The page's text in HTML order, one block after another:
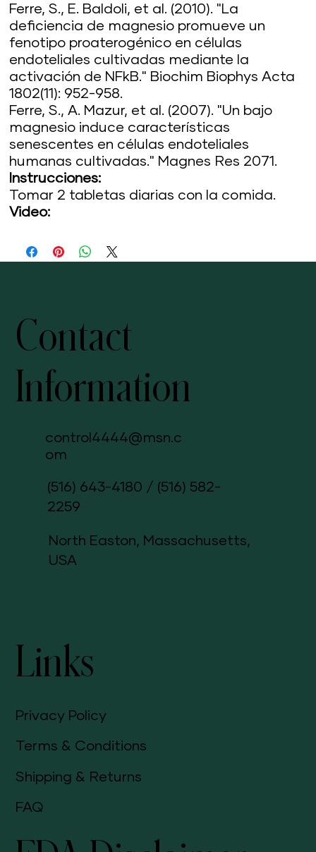
Ferre, S., E. Baldoli, et al. (2010). "La
deficiencia de magnesio promueve un
fenotipo proaterogénico en células
endoteliales cultivadas mediante la
activación de NFkB." Biochim Biophys Acta
1802(11): 952-958.
Ferre, S., A. Mazur, et al. (2007). "Un bajo
magnesio induce características
senescentes en células endoteliales
humanas cultivadas." Magnes Res 2071.
Instrucciones:
Tomar 2 tabletas diarias con la comida.
Video:
Contact
Information
control4444@msn.c
om
(516) 643-4180 / (516) 582-
2259
North Easton, Massachusetts,
USA
Links
Privacy Policy
Terms & Conditions
Shipping & Returns
FAQ